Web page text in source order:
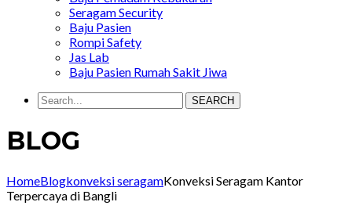
Seragam Security
Baju Pasien
Rompi Safety
Jas Lab
Baju Pasien Rumah Sakit Jiwa
SEARCH
BLOG
HomeBlogkonveksi seragamKonveksi Seragam Kantor
Terpercaya di Bangli